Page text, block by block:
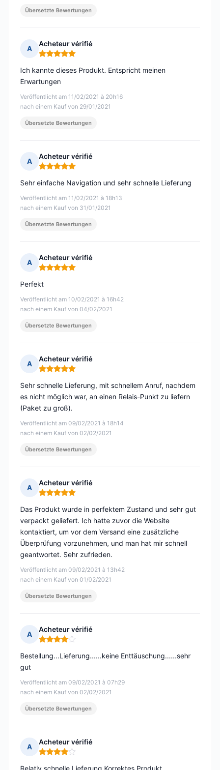
Übersetzte Bewertungen
A
Acheteur vérifié
Hinweis: 5 von 5
Veröffentlicht am 11/02/2021 à 20h16
nach einem Kauf von 29/01/2021
Ich kannte dieses Produkt. Entspricht meinen
Erwartungen
Übersetzte Bewertungen
A
Acheteur vérifié
Hinweis: 5 von 5
Veröffentlicht am 11/02/2021 à 18h13
nach einem Kauf von 31/01/2021
Sehr einfache Navigation und sehr schnelle Lieferung
Übersetzte Bewertungen
A
Acheteur vérifié
Hinweis: 5 von 5
Veröffentlicht am 10/02/2021 à 16h42
nach einem Kauf von 04/02/2021
Perfekt
Übersetzte Bewertungen
A
Acheteur vérifié
Hinweis: 5 von 5
Veröffentlicht am 09/02/2021 à 18h14
nach einem Kauf von 02/02/2021
Sehr schnelle Lieferung, mit schnellem Anruf, nachdem
es nicht möglich war, an einen Relais-Punkt zu liefern
(Paket zu groß).
Übersetzte Bewertungen
A
Acheteur vérifié
Hinweis: 5 von 5
Veröffentlicht am 09/02/2021 à 13h42
nach einem Kauf von 01/02/2021
Das Produkt wurde in perfektem Zustand und sehr gut
verpackt geliefert. Ich hatte zuvor die Website
kontaktiert, um vor dem Versand eine zusätzliche
Überprüfung vorzunehmen, und man hat mir schnell
geantwortet. Sehr zufrieden.
Übersetzte Bewertungen
A
Acheteur vérifié
Hinweis: 4 von 5
Veröffentlicht am 09/02/2021 à 07h29
nach einem Kauf von 02/02/2021
Bestellung...Lieferung......keine Enttäuschung......sehr
gut
Übersetzte Bewertungen
A
Acheteur vérifié
Hinweis: 4 von 5